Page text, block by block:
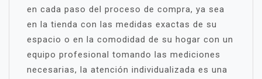
en cada paso del proceso de compra, ya sea
en la tienda con las medidas exactas de su
espacio o en la comodidad de su hogar con un
equipo profesional tomando las mediciones
necesarias, la atención individualizada es una